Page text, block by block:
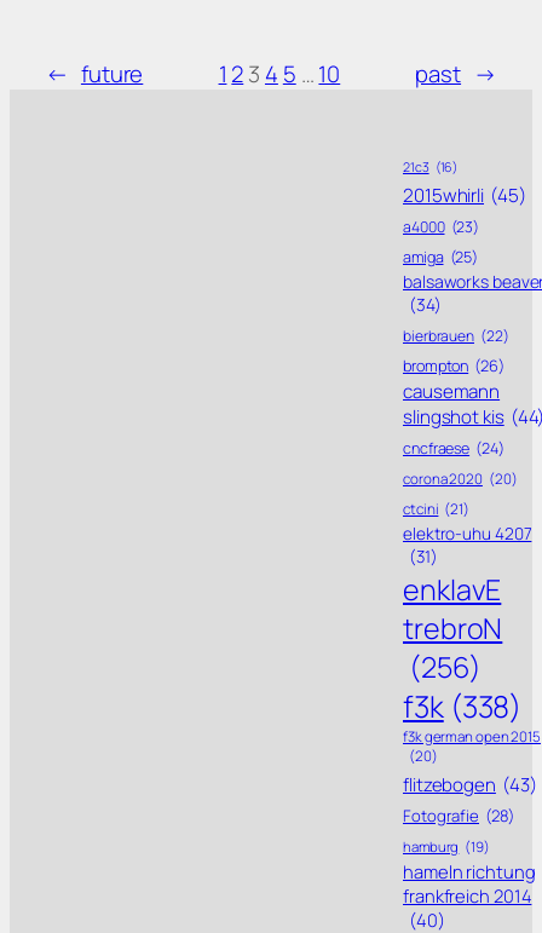
← future 1 23 4 5 …10 past →
21c3 (16)
2015whirli (45)
a4000 (23)
amiga (25)
balsaworks
(34)
bierbrauen (22)
brompton (26)
causemann
slingshot kis
cncfraese (24)
corona 2020 (20)
ctcini (21)
elektro-uhu 4207
(31)
enklavE
trebroN
(256)
f3k (338)
f3k german open 2015
(20)
flitzebogen (43)
Fotografie (28)
hamburg (19)
hameln richtung
frankfreich 2014
(40)